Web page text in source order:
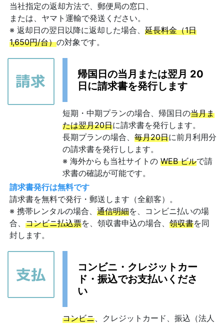
当社指定の返却方法で、郵便局の窓口、
または、ヤマト運輸で発送ください。
※ 返却日の翌日以降に返却した場合、 延長料金（1日
1,650円/台）の対象です。
帰国日の当月または翌月 20
日に請求書を発行します
短期・中期プランの場合、帰国日の当月ま
たは翌月20日に請求書を発行します。
長期プランの場合、 毎月20日に前月利用分
の請求書を発行しします。
※ 海外からも当社サイトの WEB ビルで請
求書の確認が可能です。
請求書発行は無料です
請求書を無料で発行・郵送します（全顧客）。
※ 携帯レンタルの場合、 通信明細を、コンビニ払いの場
合、 コンビニ払込票を、領収書申込の場合、 領収書を同
封します。
コンビニ・クレジットカー
ド・振込でお支払いくださ
い
コンビニ、クレジットカード、振込（法人